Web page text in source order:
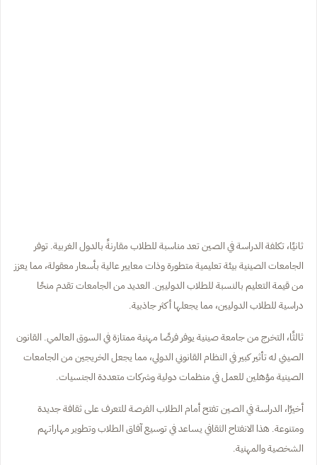
ثانيًا، تكلفة الدراسة في الصين تعد مناسبة للطلاب مقارنةً بالدول الغربية. توفر
الجامعات الصينية بيئة تعليمية متطورة وذات معايير عالية بأسعار معقولة، مما يعزز
من قيمة التعليم بالنسبة للطلاب الدوليين. العديد من الجامعات تقدم منحًا
دراسية للطلاب الدوليين، مما يجعلها أكثر جاذبية.
ثالثًا، التخرج من جامعة صينية يوفر فرصًا مهنية ممتازة في السوق العالمي. القانون
الصيني له تأثير كبير في النظام القانوني الدولي، مما يجعل الخريجين من الجامعات
الصينية مؤهلين للعمل في منظمات دولية وشركات متعددة الجنسيات.
أخيرًا، الدراسة في الصين تفتح أمام الطلاب الفرصة للتعرف على ثقافة جديدة
ومتنوعة. هذا الانفتاح الثقافي يساعد في توسيع آفاق الطلاب وتطوير مهاراتهم
الشخصية والمهنية.